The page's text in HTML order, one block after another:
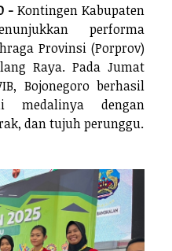
- Kontingen Kabupaten
performa
Provinsi (Porprov)
Raya. Pada Jumat
Bojonegoro berhasil
medalinya dengan
dan tujuh perunggu.